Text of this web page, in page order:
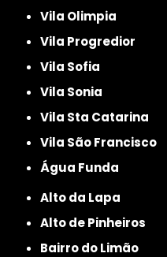
Vila Olimpia
Vila Progredior
Vila Sofia
Vila Sonia
Vila Sta Catarina
Vila São Francisco
Água Funda
Alto da Lapa
Alto de Pinheiros
Bairro do Limão